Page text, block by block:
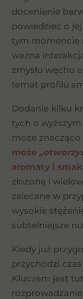
docenienie
powiedzieć o
tym momencie
ważna
zmysłu węchu
temat profilu
Dodanie kilku
tych o
może
może
aromaty i
złożoną i
zalecane w
wysokie
subtelniejsze
Kiedy już
przychodzi
Kluczem jest